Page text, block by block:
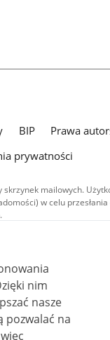
BIP Prawa
prywatności
mailowych.
w celu
treści
autorstwa - na
w tym zdjęcia,
uznanie autorstwa
nie jest to stwierdzone
nasze